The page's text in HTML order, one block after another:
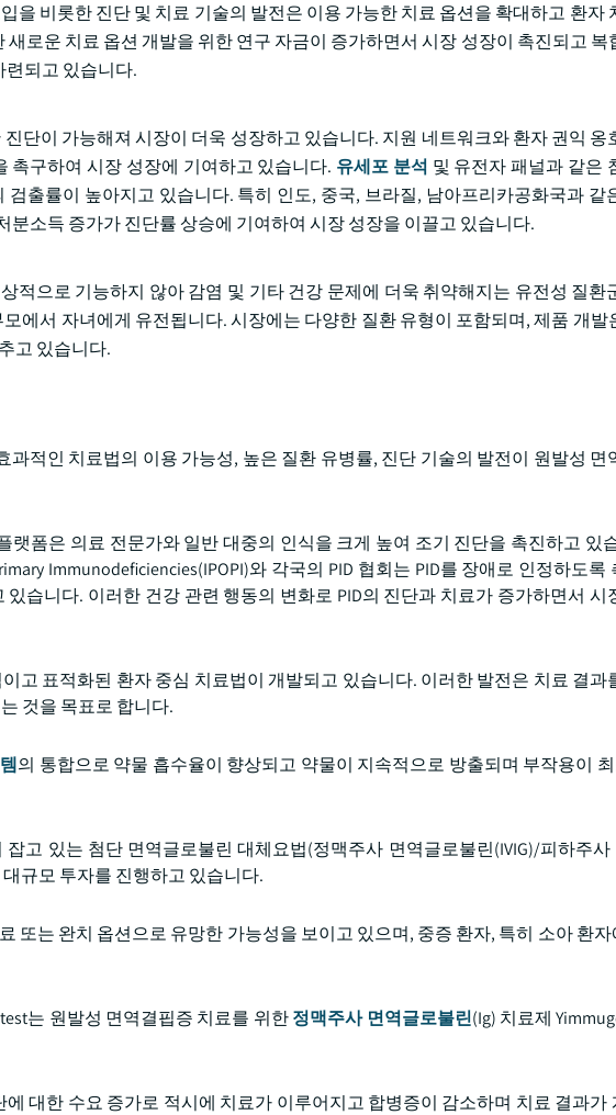
을 비롯한 진단 및 치료 기술의 발전은 이용 가능한 치료 옵션을 확대하고 환자
로운 치료 옵션 개발을 위한 연구 자금이 증가하면서 시장 성장이 촉진되고 복
련되고 있습니다.
단이 가능해져 시장이 더욱 성장하고 있습니다. 지원 네트워크와 환자 권익 옹
촉구하여 시장 성장에 기여하고 있습니다. 유세포 분석 및 유전자 패널과 같은
출률이 높아지고 있습니다. 특히 인도, 중국, 브라질, 남아프리카공화국과 같
분소득 증가가 진단률 상승에 기여하여 시장 성장을 이끌고 있습니다.
적으로 기능하지 않아 감염 및 기타 건강 문제에 더욱 취약해지는 유전성 질환
에서 자녀에게 유전됩니다. 시장에는 다양한 질환 유형이 포함되며, 제품 개발
고 있습니다.
과적인 치료법의 이용 가능성, 높은 질환 유병률, 진단 기술의 발전이 원발성 면
랫폼은 의료 전문가와 일반 대중의 인식을 크게 높여 조기 진단을 촉진하고 있
Immunodeficiencies(IPOPI)와 각국의 PID 협회는 PID를 장애로 인정하도록
습니다. 이러한 건강 관련 행동의 변화로 PID의 진단과 치료가 증가하면서 시
고 표적화된 환자 중심 치료법이 개발되고 있습니다. 이러한 발전은 치료 결과
것을 목표로 합니다.
의 통합으로 약물 흡수율이 향상되고 약물이 지속적으로 방출되며 부작용이
고 있는 첨단 면역글로불린 대체요법(정맥주사 면역글로불린(IVIG)/피하주사
대규모 투자를 진행하고 있습니다.
또는 완치 옵션으로 유망한 가능성을 보이고 있으며, 중증 환자, 특히 소아 환
는 원발성 면역결핍증 치료를 위한정맥주사 면역글로불린(Ig) 치료제
대한 수요 증가로 적시에 치료가 이루어지고 합병증이 감소하며 치료 결과가